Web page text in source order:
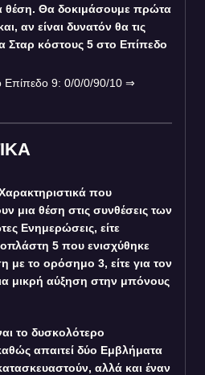
θέση. Θα δοκιμάσουμε πρώτα
αν είναι δυνατόν θα τις
Σταρ κόστους 5 στο Επίπεδο
Επίπεδο 9: 0/0/0/90/10 ⇒
που
μια θέση στις συνθέσεις των
Ενημερώσεις, είτε
5 που ενισχύθηκε
με το ορόσημο 3, είτε για τον
μικρή αύξηση στην μπόνους
το δυσκολότερο
απαιτεί δύο Εμβλήματα
αλλά και έναν